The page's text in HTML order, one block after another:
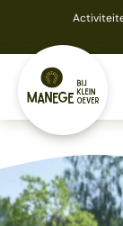
Extra’s